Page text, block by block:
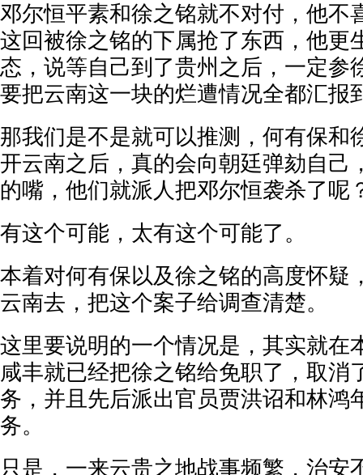
邓尔恒平素和徐之铭就不对付，他不
这回被徐之铭的下属抢了东西，他更
态，说等自己到了贵州之后，一定参
要把云南这一块的烂遭情况全都汇报
那我们是不是就可以推测，何有保和
开云南之后，真的会向朝廷弹劾自己
的嘴，他们就派人把邓尔恒袭杀了呢
有这个可能，太有这个可能了。
本着对何有保以及徐之铭的高度怀疑
云南去，把这个案子给调查清楚。
这里要说明的一个情况是，其实就在
咸丰就已经把徐之铭给免职了，取消
务，并且先后派出官员贾洪诏和林鸿
务。
只是，一来云贵之地战事频繁，治安